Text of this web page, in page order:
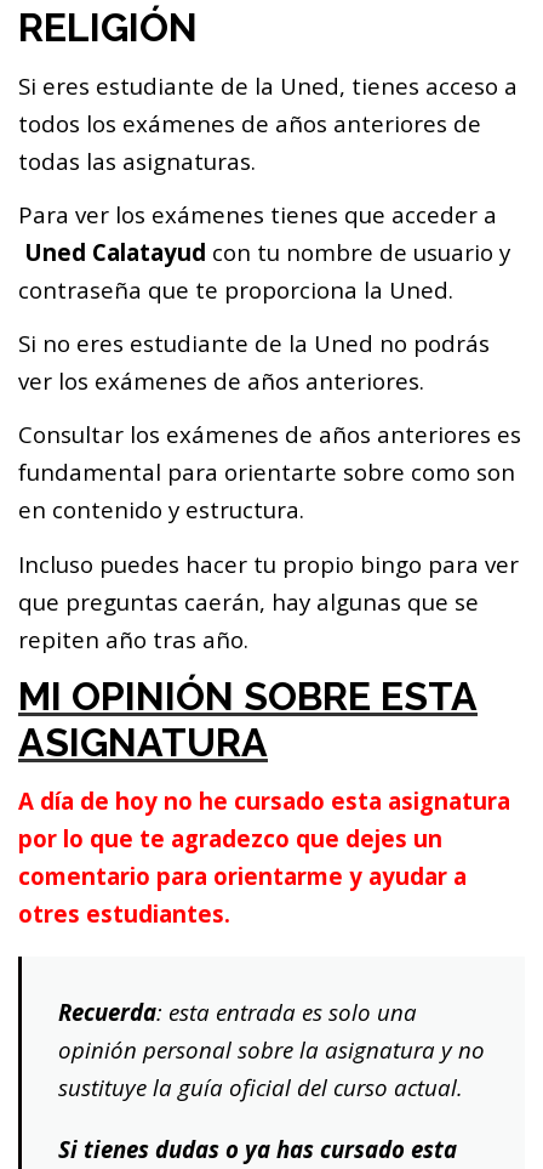
RELIGIÓN
Si eres estudiante de la Uned, tienes acceso a
todos los exámenes de años anteriores de
todas las asignaturas.
Para ver los exámenes tienes que acceder a
Uned Calatayud con tu nombre de usuario y
contraseña que te proporciona la Uned.
Si no eres estudiante de la Uned no podrás
ver los exámenes de años anteriores.
Consultar los exámenes de años anteriores es
fundamental para orientarte sobre como son
en contenido y estructura.
Incluso puedes hacer tu propio bingo para ver
que preguntas caerán, hay algunas que se
repiten año tras año.
MI OPINIÓN SOBRE ESTA
ASIGNATURA
A día de hoy no he cursado esta asignatura
por lo que te agradezco que dejes un
comentario para orientarme y ayudar a
otres estudiantes.
Recuerda: esta entrada es solo una
opinión personal sobre la asignatura y no
sustituye la guía oficial del curso actual.
Si tienes dudas o ya has cursado esta